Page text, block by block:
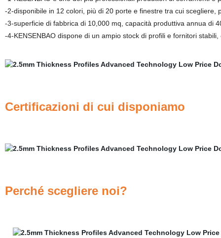
-2-disponibile in 12 colori, più di 20 porte e finestre tra cui
-3-superficie di fabbrica di 10,000 mq, capacità produttiva annua di
-4-KENSENBAO dispone di un ampio stock di profili e fornitori
Certificazioni di cui disponiamo
Perché scegliere noi?